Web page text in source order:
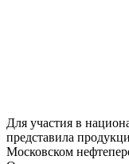
Для участия в
представила
Московском